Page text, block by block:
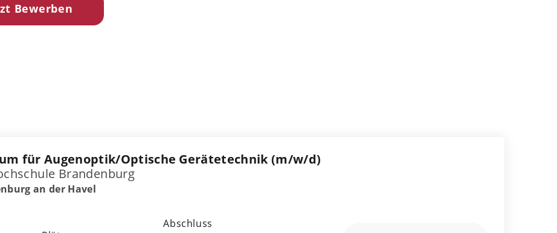
Bewerben
für Augenoptik/Optische Gerätetechnik (m/w/d)
Brandenburg
an der Havel
Abschluss